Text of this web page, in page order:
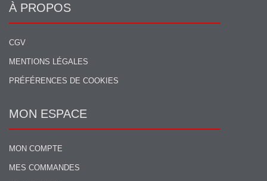
À PROPOS
CGV
MENTIONS LÉGALES
PRÉFÉRENCES DE COOKIES
MON ESPACE
MON COMPTE
MES COMMANDES